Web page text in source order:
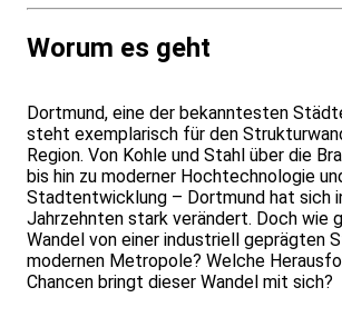
Worum es geht
Dortmund, eine der bekanntesten
steht exemplarisch für den
Region. Von Kohle und Stahl über die
bis hin zu moderner Hochtechnologie
Stadtentwicklung – Dortmund hat sich
Jahrzehnten stark verändert. Doch wie
Wandel von einer industriell geprägten
modernen Metropole? Welche
Chancen bringt dieser Wandel mit sich?